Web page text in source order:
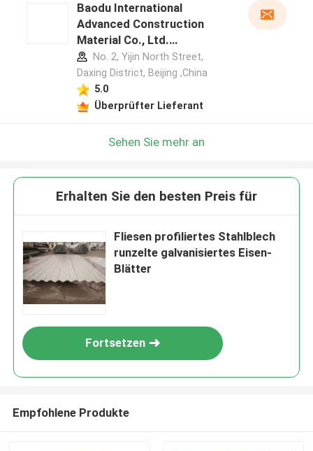
Baodu International
Advanced Construction
Material Co., Ltd.
Herstellerprofil
No. 2, Yijin North Street,
Daxing District, Beijing ,China
5.0
Überprüfter Lieferant
Sehen Sie mehr an
Erhalten Sie den besten Preis für
Fliesen profiliertes Stahlblech
runzelte galvanisiertes Eisen-
Blätter
Fortsetzen
Empfohlene Produkte